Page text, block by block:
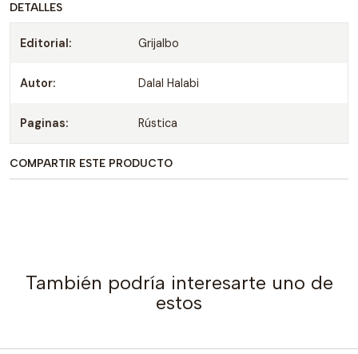
DETALLES
Editorial: Grijalbo
Autor: Dalal Halabi
Paginas: Rústica
COMPARTIR ESTE PRODUCTO
También podría interesarte uno de
estos